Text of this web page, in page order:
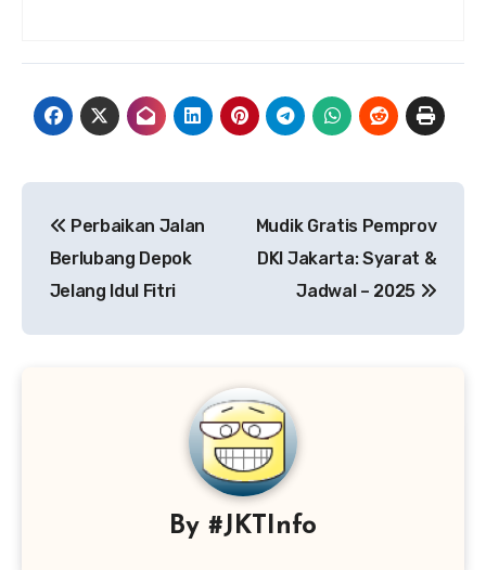
pos
Perbaikan Jalan
Berlubang Depok
Jelang Idul Fitri
Mudik Gratis Pemprov
DKI Jakarta: Syarat &
Jadwal – 2025
By #JKTInfo